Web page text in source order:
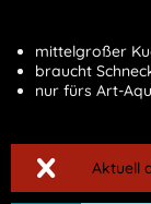
mittelgroßer
braucht
nur fürs Art-
Aktuell